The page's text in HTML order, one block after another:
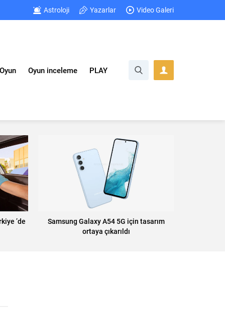
Astroloji Yazarlar Video Galeri
Oyun Oyun inceleme PLAY
’de
Samsung Galaxy A54 5G için tasarım
ortaya çıkarıldı